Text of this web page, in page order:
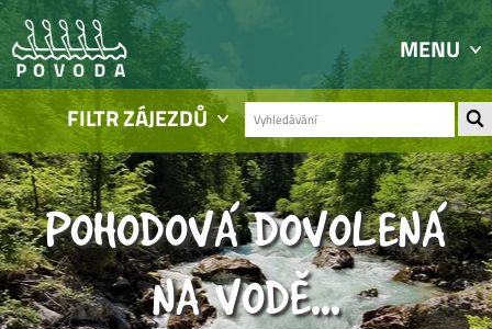
MENU
FILTR ZÁJEZDŮ
POHODOVÁ DOVOLENÁ
NA VODĚ...